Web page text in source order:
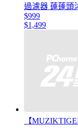
過濾器 蓮蓬頭
$999
$1,499
【